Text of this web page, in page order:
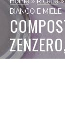
BIANCO E MIELE